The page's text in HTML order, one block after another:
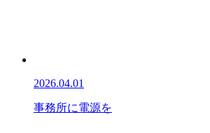
2026.04.01
事務所に電源を